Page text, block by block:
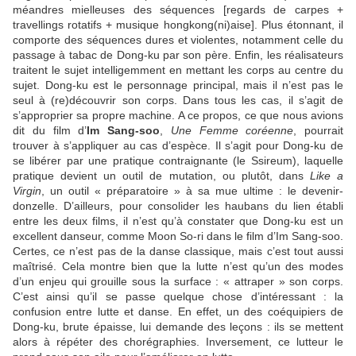
méandres mielleuses des séquences [regards de carpes +
travellings rotatifs + musique hongkong(ni)aise]. Plus étonnant, il
comporte des séquences dures et violentes, notamment celle du
passage à tabac de Dong-ku par son père. Enfin, les réalisateurs
traitent le sujet intelligemment en mettant les corps au centre du
sujet. Dong-ku est le personnage principal, mais il n’est pas le
seul à (re)découvrir son corps. Dans tous les cas, il s’agit de
s’approprier sa propre machine. A ce propos, ce que nous avions
dit du film d’Im Sang-soo Une Femme coréenne , pourrait
trouver à s’appliquer au cas d’espèce. Il s’agit pour Dong-ku de
se libérer par une pratique contraignante (le Ssireum), laquelle
pratique devient un outil de mutation, ou plutôt, dans Like a
Virgin , un outil « préparatoire » à sa mue ultime : le devenir-
donzelle. D’ailleurs, pour consolider les haubans du lien établi
entre les deux films, il n’est qu’à constater que Dong-ku est un
excellent danseur, comme Moon So-ri dans le film d’Im Sang-soo.
Certes, ce n’est pas de la danse classique, mais c’est tout aussi
maîtrisé. Cela montre bien que la lutte n’est qu’un des modes
d’un enjeu qui grouille sous la surface : « attraper » son corps.
C’est ainsi qu’il se passe quelque chose d’intéressant : la
confusion entre lutte et danse. En effet, un des coéquipiers de
Dong-ku, brute épaisse, lui demande des leçons : ils se mettent
alors à répéter des chorégraphies. Inversement, ce lutteur le